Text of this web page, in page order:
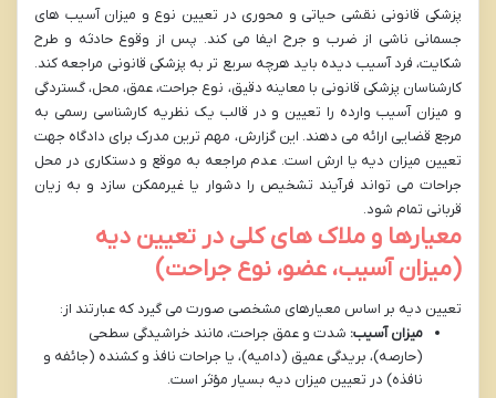
پزشکی قانونی نقشی حیاتی و محوری در تعیین نوع و میزان آسیب های
جسمانی ناشی از ضرب و جرح ایفا می کند. پس از وقوع حادثه و طرح
شکایت، فرد آسیب دیده باید هرچه سریع تر به پزشکی قانونی مراجعه کند.
کارشناسان پزشکی قانونی با معاینه دقیق، نوع جراحت، عمق، محل، گستردگی
و میزان آسیب وارده را تعیین و در قالب یک نظریه کارشناسی رسمی به
مرجع قضایی ارائه می دهند. این گزارش، مهم ترین مدرک برای دادگاه جهت
تعیین میزان دیه یا ارش است. عدم مراجعه به موقع و دستکاری در محل
جراحات می تواند فرآیند تشخیص را دشوار یا غیرممکن سازد و به زیان
قربانی تمام شود.
معیارها و ملاک های کلی در تعیین دیه
(میزان آسیب، عضو، نوع جراحت)
تعیین دیه بر اساس معیارهای مشخصی صورت می گیرد که عبارتند از:
میزان آسیب: شدت و عمق جراحت، مانند خراشیدگی سطحی
(حارصه)، بریدگی عمیق (دامیه)، یا جراحات نافذ و کشنده (جائفه و
نافذه) در تعیین میزان دیه بسیار مؤثر است.